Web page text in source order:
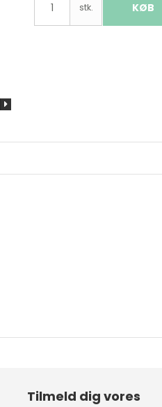
stk. KØB
Tilmeld dig vores